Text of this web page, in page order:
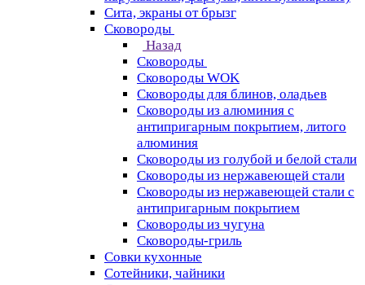
Сита, экраны от брызг
Сковороды
Назад
Сковороды
Сковороды WOK
Сковороды для блинов, оладьев
Сковороды из алюминия с
антипригарным покрытием, литого
алюминия
Сковороды из голубой и белой стали
Сковороды из нержавеющей стали
Сковороды из нержавеющей стали с
антипригарным покрытием
Сковороды из чугуна
Сковороды-гриль
Совки кухонные
Сотейники, чайники